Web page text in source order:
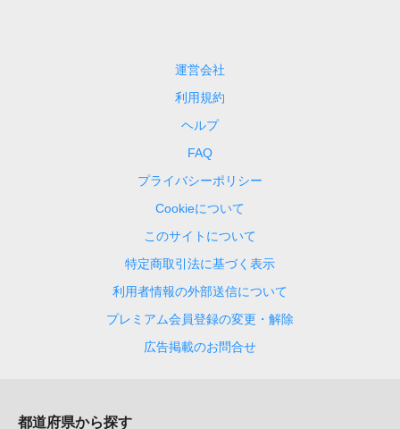
運営会社
利用規約
ヘルプ
FAQ
プライバシーポリシー
Cookieについて
このサイトについて
特定商取引法に基づく表示
利用者情報の外部送信について
プレミアム会員登録の変更・解除
広告掲載のお問合せ
都道府県から探す